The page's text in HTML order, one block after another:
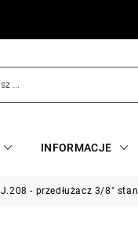
INFORMACJE
J.208 - przedłużacz 3/8"